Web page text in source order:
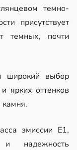
темно-
присутствует
темных, почти
широкий выбор
ярких оттенков
камня.
эмиссии Е1,
и надежность